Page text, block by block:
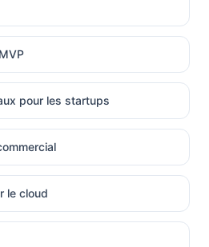
pour les startups
le cloud